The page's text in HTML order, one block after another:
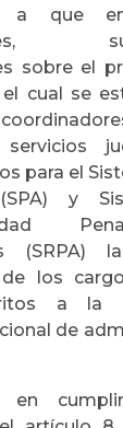
a que
sobre el
cual se
para el
y
(SRPA)
de los
a la
de
en